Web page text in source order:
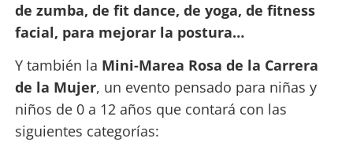
de zumba, de fit dance, de yoga, de fitness
facial, para mejorar la postura…
Y también la Mini-Marea Rosa de la Carrera
de la Mujer, un evento pensado para niñas y
niños de 0 a 12 años que contará con las
siguientes categorías: